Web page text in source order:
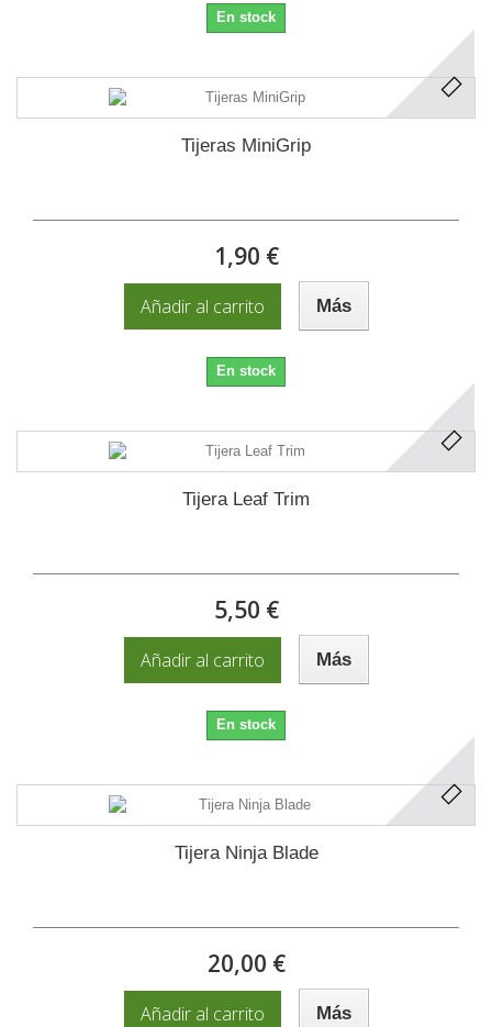
En stock
Tijeras MiniGrip
1,90 €
Añadir al carrito Más
En stock
Tijera Leaf Trim
5,50 €
Añadir al carrito Más
En stock
Tijera Ninja Blade
20,00 €
Añadir al carrito Más